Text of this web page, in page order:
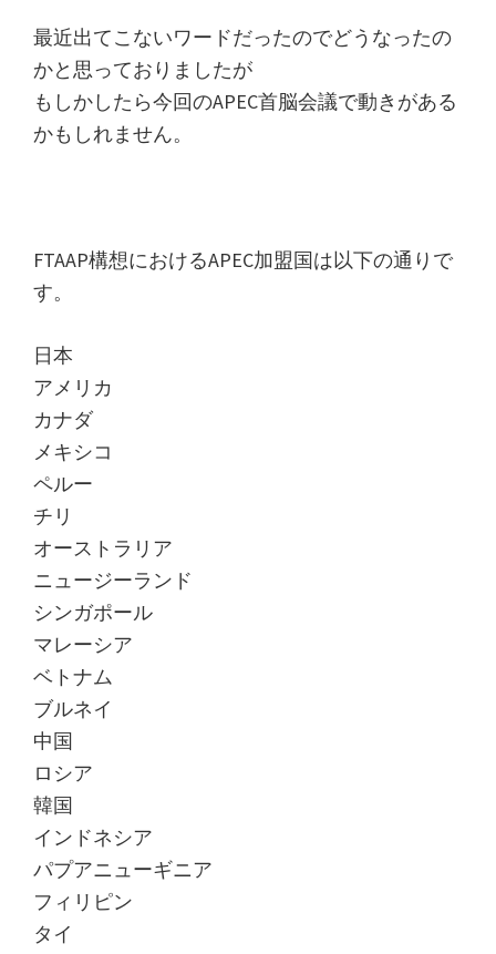
削
減
手
法
し
ま
す。
最近出てこないワードだったのでどうなったの
かと思っておりましたが
もしかしたら今回のAPEC首脳会議で動きがある
かもしれません。
FTAAP構想におけるAPEC加盟国は以下の通りで
す。
日本
アメリカ
カナダ
メキシコ
ペルー
チリ
オーストラリア
ニュージーランド
シンガポール
マレーシア
ベトナム
ブルネイ
中国
ロシア
韓国
インドネシア
パプアニューギニア
フィリピン
タイ